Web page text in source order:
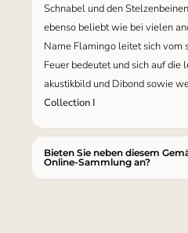
Schnabel und den
ebenso beliebt wie bei vielen
Name Flamingo leitet sich vom
Feuer bedeutet und sich auf die
akustikbild und Dibond sowie
Collection I
Bieten Sie neben diesem
Online-Sammlung an?